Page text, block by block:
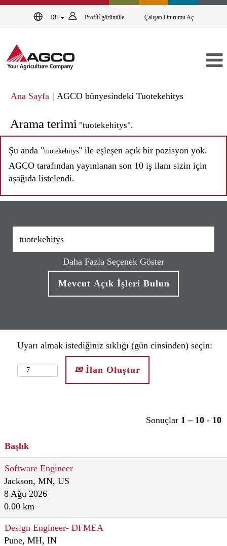
Dil Profi̇li̇ görüntüle Çalışan Oturumu Aç
Ana Sayfa | AGCO bünyesindeki Tuotekehitys(mevcut
Arama terimi "tuotekehitys".
Şu anda "tuotekehitys" ile eşleşen açık bir pozisyon yok.
AGCO tarafından yayınlanan son 10 iş ilanı sizin için
aşağıda listelendi.
Daha Fazla Seçenek Göster
Uyarı almak istediğiniz sıklığı (gün cinsinden) seçin:
İlan Oluştur
Sonuçlar 1 – 10 - 10
Başlık
Software Engineer
Jackson, MN, US
8 Ağu 2026
0.00 km
Design Engineer- DFMEA
Pune, MH, IN